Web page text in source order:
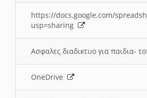
https://docs.google.com/
usp=sharing
Ασφαλες διαδικτυο για παιδια-
OneDrive